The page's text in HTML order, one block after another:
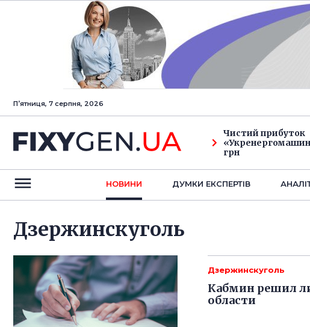
Пʼятниця, 7 серпня, 2026
Чистий прибуток
грн
НОВИНИ ДУМКИ ЕКСПЕРТIВ
Дзержинскуголь
Дзержинскуголь
Кабмин решил
области